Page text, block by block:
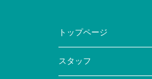
トップページ
スタッフ